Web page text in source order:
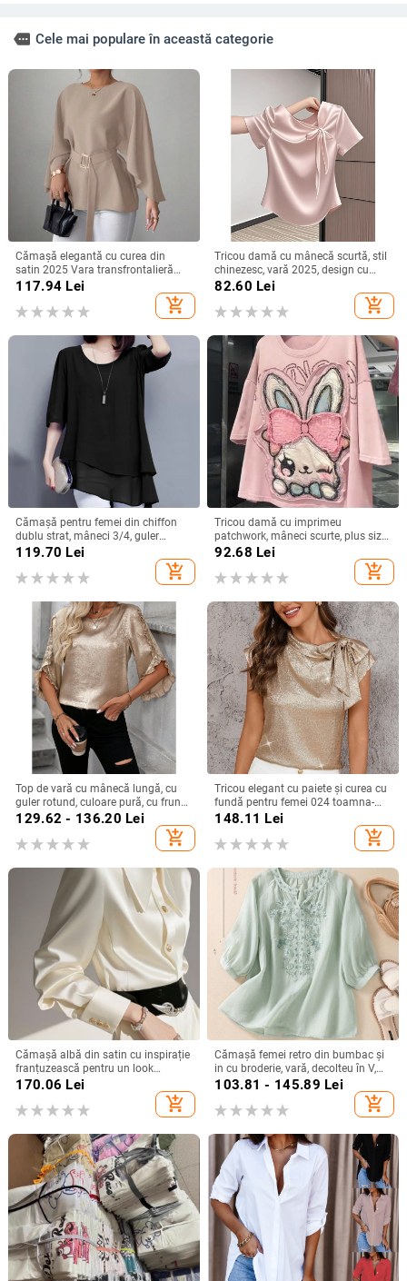
more Cele mai populare în această categorie
Cămașă elegantă cu curea din
satin 2025 Vara transfrontalieră
Îmbrăcăminte pentru femei
Aliexpress Amazon Casual Confort
Independent Station
117.94 Lei
add_shopping_cart
Tricou damă cu mânecă scurtă, stil
chinezesc, vară 2025, design cu
funda și bretele, croială Slim, top
82.60 Lei
add_shopping_cart
Cămașă pentru femei din chiffon
dublu strat, mâneci 3/4, guler
rotund, croială lejeră, lungime
119.70 Lei
add_shopping_cart
Tricou damă cu imprimeu
patchwork, mâneci scurte, plus size,
croială lejeră, vară 2025
92.68 Lei
add_shopping_cart
Top de vară cu mânecă lungă, cu
guler rotund, culoare pură, cu frunze
de lotus, pentru femei, stil simplu,
Amazon, export transfrontalier
european și american, 2025
129.62 - 136.20 Lei
add_shopping_cart
Tricou elegant cu paiete și curea cu
fundă pentru femei 024 toamna-
iarna nou, mânecă zburătoare,
148.11 Lei
add_shopping_cart
Cămașă albă din satin cu inspirație
franțuzească pentru un look
elegant la birou
170.06 Lei
add_shopping_cart
Cămașă femei retro din bumbac și
in cu broderie, vară, decolteu în V,
croială lejeră, culoare solidă,
103.81 - 145.89 Lei
add_shopping_cart